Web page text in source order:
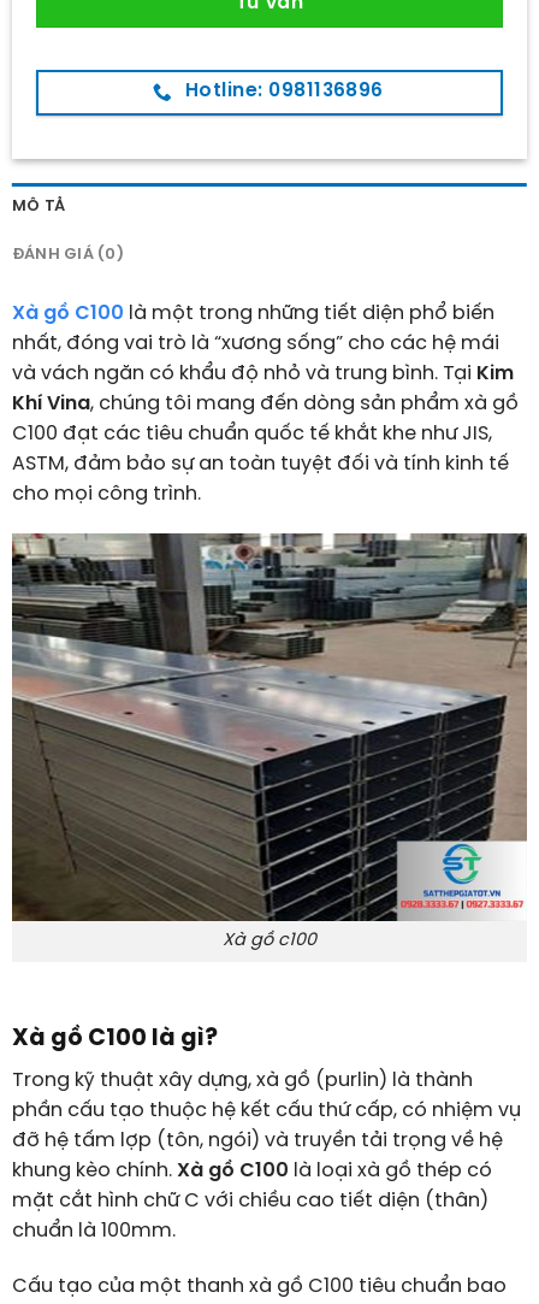
Hotline: 0981136896
MÔ TẢ
ĐÁNH GIÁ (0)
Xà gồ C100 là một trong những tiết diện phổ biến
nhất, đóng vai trò là “xương sống” cho các hệ mái
và vách ngăn có khẩu độ nhỏ và trung bình. Tại Kim
Khí Vina, chúng tôi mang đến dòng sản phẩm xà gồ
C100 đạt các tiêu chuẩn quốc tế khắt khe như JIS,
ASTM, đảm bảo sự an toàn tuyệt đối và tính kinh tế
cho mọi công trình.
Xà gồ c100
Xà gồ C100 là gì?
Trong kỹ thuật xây dựng, xà gồ (purlin) là thành
phần cấu tạo thuộc hệ kết cấu thứ cấp, có nhiệm vụ
đỡ hệ tấm lợp (tôn, ngói) và truyền tải trọng về hệ
khung kèo chính. Xà gồ C100 là loại xà gồ thép có
mặt cắt hình chữ C với chiều cao tiết diện (thân)
chuẩn là 100mm.
Cấu tạo của một thanh xà gồ C100 tiêu chuẩn bao